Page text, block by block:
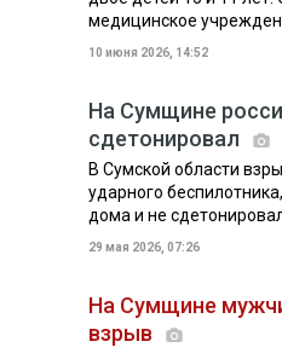
медицинское
10 июня 2026, 14:52
На Сумщине
сдетонировал
В Сумской области
ударного
дома и не
29 мая 2026, 07:26
На Сумщине
взрыв